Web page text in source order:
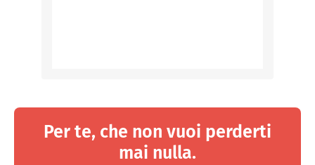
Per te, che non vuoi perderti
mai nulla.